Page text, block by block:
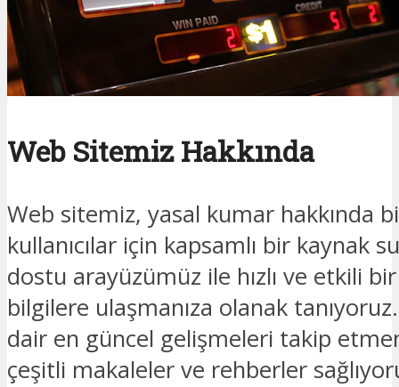
Web Sitemiz Hakkında
Web sitemiz, yasal kumar hakkında
kullanıcılar için kapsamlı bir kaynak
dostu arayüzümüz ile hızlı ve etkili bir
bilgilere ulaşmanıza olanak
dair en güncel gelişmeleri takip
çeşitli makaleler ve rehberler